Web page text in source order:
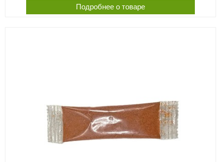
Подробнее о товаре